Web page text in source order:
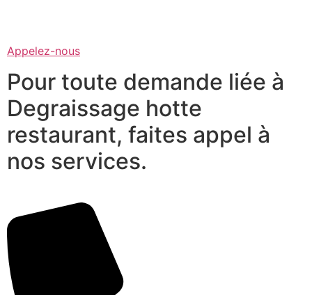
Appelez-nous
Pour toute demande liée à
Degraissage hotte
restaurant, faites appel à
nos services.